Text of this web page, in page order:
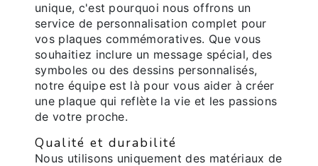
unique, c'est pourquoi nous offrons un
service de personnalisation complet pour
vos plaques commémoratives. Que vous
souhaitiez inclure un message spécial, des
symboles ou des dessins personnalisés,
notre équipe est là pour vous aider à créer
une plaque qui reflète la vie et les passions
de votre proche.
Qualité et durabilité
Nous utilisons uniquement des matériaux de